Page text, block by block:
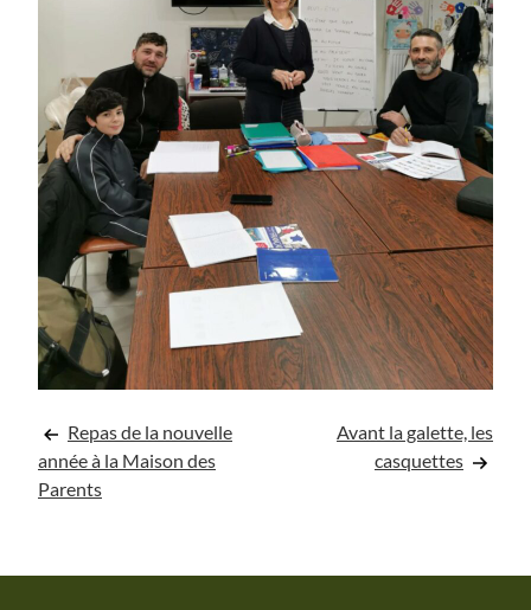
Navigation
de
Repas de la nouvelle
année à la Maison des
Parents
Avant la galette, les
casquettes